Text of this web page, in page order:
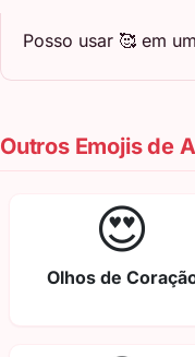
Posso usar 🥰 em
Outros Emojis de
😍
Olhos de